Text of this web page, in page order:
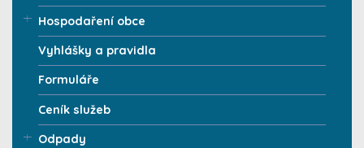
Hospodaření obce
Vyhlášky a pravidla
Formuláře
Ceník služeb
Odpady